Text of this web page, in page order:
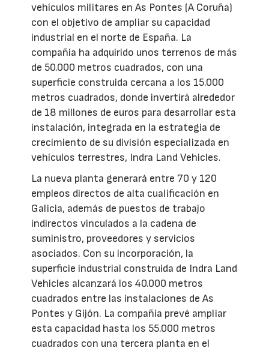
vehículos militares en As Pontes (A Coruña)
con el objetivo de ampliar su capacidad
industrial en el norte de España. La
compañía ha adquirido unos terrenos de más
de 50.000 metros cuadrados, con una
superficie construida cercana a los 15.000
metros cuadrados, donde invertirá alrededor
de 18 millones de euros para desarrollar esta
instalación, integrada en la estrategia de
crecimiento de su división especializada en
vehículos terrestres, Indra Land Vehicles.
La nueva planta generará entre 70 y 120
empleos directos de alta cualificación en
Galicia, además de puestos de trabajo
indirectos vinculados a la cadena de
suministro, proveedores y servicios
asociados. Con su incorporación, la
superficie industrial construida de Indra Land
Vehicles alcanzará los 40.000 metros
cuadrados entre las instalaciones de As
Pontes y Gijón. La compañía prevé ampliar
esta capacidad hasta los 55.000 metros
cuadrados con una tercera planta en el